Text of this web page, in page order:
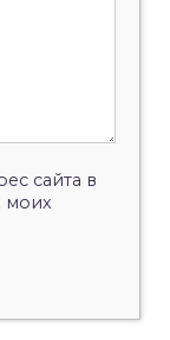
сайта в
моих